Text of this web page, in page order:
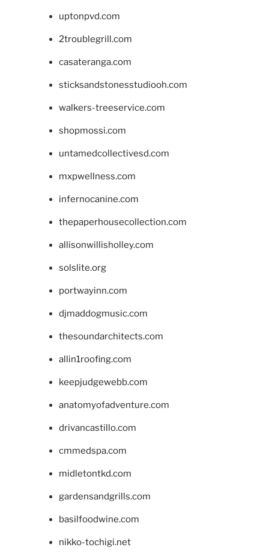
uptonpvd.com
2troublegrill.com
casateranga.com
sticksandstonesstudiooh.com
walkers-treeservice.com
shopmossi.com
untamedcollectivesd.com
mxpwellness.com
infernocanine.com
thepaperhousecollection.com
allisonwillisholley.com
solslite.org
portwayinn.com
djmaddogmusic.com
thesoundarchitects.com
allin1roofing.com
keepjudgewebb.com
anatomyofadventure.com
drivancastillo.com
cmmedspa.com
midletontkd.com
gardensandgrills.com
basilfoodwine.com
nikko-tochigi.net